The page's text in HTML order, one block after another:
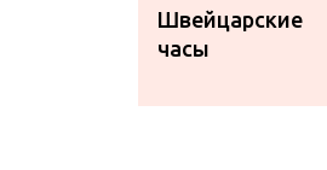
Швейцарские
часы